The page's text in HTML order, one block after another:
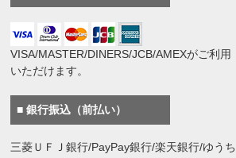
VISA/MASTER/DINERS/JCB/AMEXがご利用
いただけます。
■ 銀行振込（前払い）
三菱ＵＦＪ銀行/PayPay銀行/楽天銀行/ゆうち